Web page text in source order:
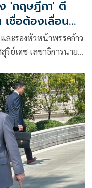
'กฤษฎีกา' ตี
เชื่อต้องเลื่อน
ะรองหัวหน้าพรรคก้าว
ย์เดช เลขาธิการนายก
เนินโครงการดิจิทัล